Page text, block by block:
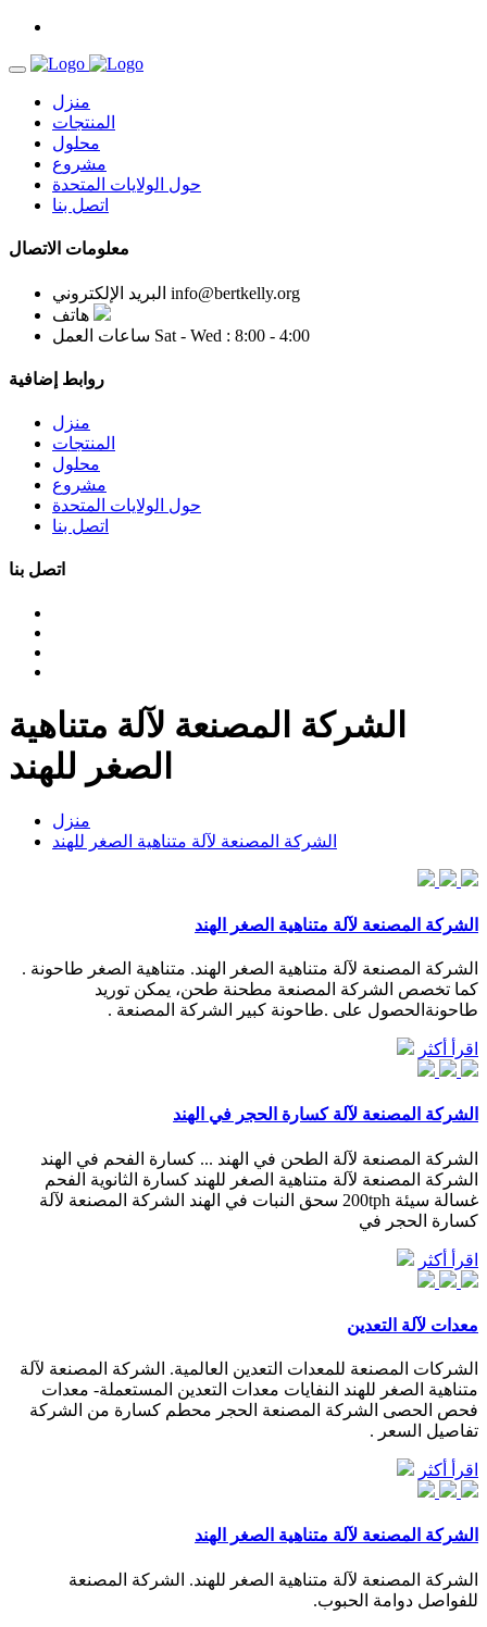
منزل
المنتجات
محلول
مشروع
حول الولايات المتحدة
اتصل بنا
معلومات الاتصال
البريد الإلكتروني info@bertkelly.org
هاتف
ساعات العمل Sat - Wed : 8:00 - 4:00
روابط إضافية
منزل
المنتجات
محلول
مشروع
حول الولايات المتحدة
اتصل بنا
اتصل بنا
الشركة المصنعة لآلة متناهية
الصغر للهند
منزل
الشركة المصنعة لآلة متناهية الصغر للهند
الشركة المصنعة لآلة متناهية الصغر الهند
الشركة المصنعة لآلة متناهية الصغر الهند. متناهية الصغر طاحونة .
كما تخصص الشركة المصنعة مطحنة طحن، يمكن توريد
طاحونةالحصول على .طاحونة كبير الشركة المصنعة .
اقرأ أكثر
الشركة المصنعة لآلة كسارة الحجر في الهند
الشركة المصنعة لآلة الطحن في الهند ... كسارة الفحم في الهند
الشركة المصنعة لآلة متناهية الصغر للهند كسارة الثانوية الفحم
غسالة سيئة 200tph سحق النبات في الهند الشركة المصنعة لآلة
كسارة الحجر في
اقرأ أكثر
معدات لآلة التعدين
الشركات المصنعة للمعدات التعدين العالمية. الشركة المصنعة لآلة
متناهية الصغر للهند النفايات معدات التعدين المستعملة- معدات
فحص الحصى الشركة المصنعة الحجر محطم كسارة من الشركة
تفاصيل السعر .
اقرأ أكثر
الشركة المصنعة لآلة متناهية الصغر الهند
الشركة المصنعة لآلة متناهية الصغر للهند. الشركة المصنعة
للفواصل دوامة الحبوب.